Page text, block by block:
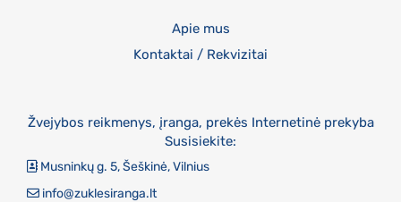
Apie mus
Kontaktai / Rekvizitai
Žvejybos reikmenys, įranga, prekės Internetinė prekyba
Susisiekite:
Musninkų g. 5, Šeškinė, Vilnius
info@zuklesiranga.lt